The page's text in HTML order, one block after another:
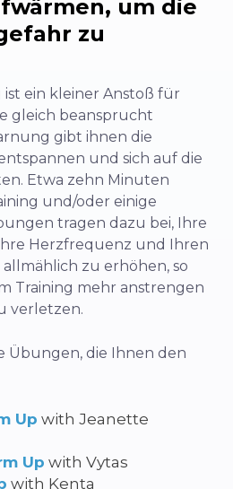
um die
zu
ein kleiner Anstoß für
gleich beansprucht
gibt ihnen die
und sich auf die
Etwa zehn Minuten
und/oder einige
tragen dazu bei, Ihre
Herzfrequenz und Ihren
zu erhöhen, so
Training mehr anstrengen
verletzen.
Übungen, die Ihnen den
Up with Jeanette
Up with Vytas
with Kenta